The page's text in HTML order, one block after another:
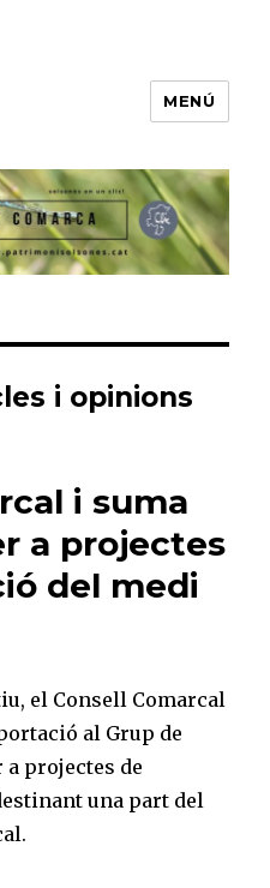
Solsonès
MENÚ
i opinions
i suma
a projectes
del medi
el Consell Comarcal
al Grup de
a projectes de
una part del